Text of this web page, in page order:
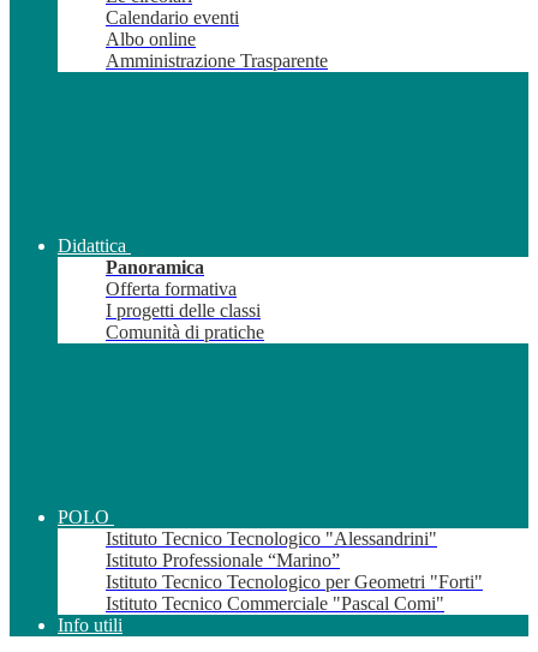
Calendario eventi
Albo online
Amministrazione Trasparente
Didattica
Panoramica
Offerta formativa
I progetti delle classi
Comunità di pratiche
POLO
Istituto Tecnico Tecnologico "Alessandrini"
Istituto Professionale “Marino”
Istituto Tecnico Tecnologico per Geometri "Forti"
Istituto Tecnico Commerciale "Pascal Comi"
Info utili